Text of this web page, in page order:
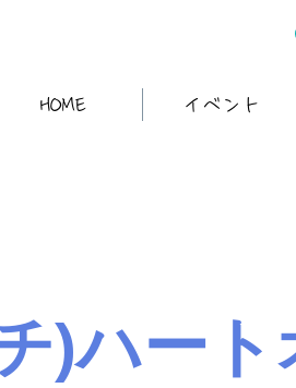
HOME イベント
)ハー